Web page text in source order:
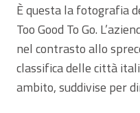
È questa la fotografia
Too Good To Go.
nel contrasto allo
classifica delle città
ambito, suddivise per